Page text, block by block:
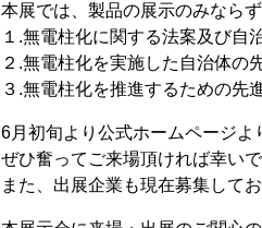
本展では、製品の展示のみなら
１.無電柱化に関する法案及び自
２.無電柱化を実施した自治体の
３.無電柱化を推進するための先
6月初旬より公式ホームページよ
ぜひ奮ってご来場頂ければ幸いで
また、出展企業も現在募集してお